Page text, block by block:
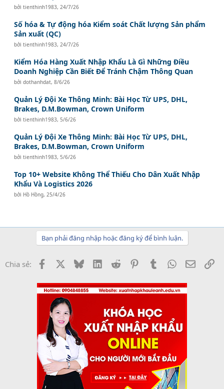
bởitienthinh1983, 24/7/26
Số hóa & Tự động hóa Kiểm soát Chất lượng Sản phẩm
Sản xuất (QC)
bởitienthinh1983, 24/7/26
Kiểm Hóa Hàng Xuất Nhập Khẩu Là Gì Những Điều
Doanh Nghiệp Cần Biết Để Tránh Chậm Thông Quan
bởidothanhdat,8/6/26
Quản Lý Đội Xe Thông Minh: Bài Học Từ UPS, DHL,
Brakes, D.M.Bowman, Crown Uniform
bởitienthinh1983, 5/6/26
Quản Lý Đội Xe Thông Minh: Bài Học Từ UPS, DHL,
Brakes, D.M.Bowman, Crown Uniform
bởitienthinh1983, 5/6/26
Top 10+ Website Không Thể Thiếu Cho Dân Xuất Nhập
Khẩu Và Logistics 2026
bởi Hồ Hồng, 25/4/26
Bạn phải đăng nhập hoặc đăng ký để bình luận.
Chia sẻ: Facebook BlueskyLinkedInReddit PinterestTumblrWhatsApp
Email